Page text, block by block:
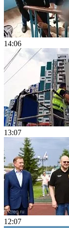
14:06
13:07
12:07